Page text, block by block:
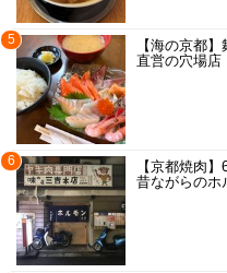
5
【海の京都
直営の穴場店
6
【京都焼肉
昔ながらのホ